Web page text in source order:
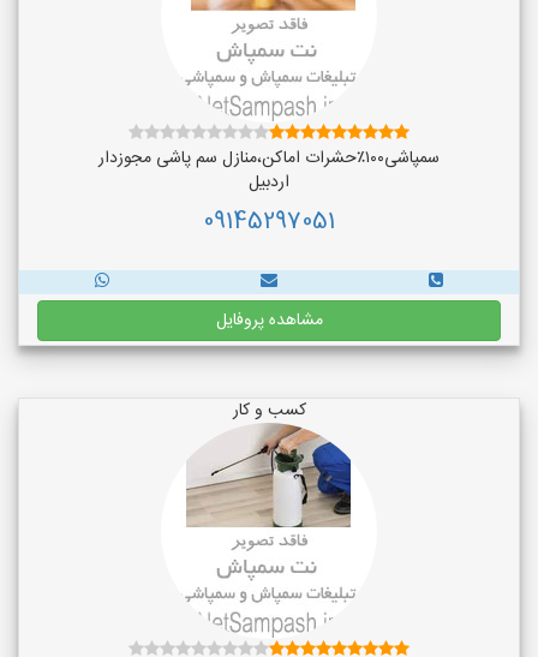
سمپاشی۱۰۰٪حشرات اماکن،منازل سم پاشی مجوزدار
اردبیل
09145297051
مشاهده پروفایل
کسب و کار